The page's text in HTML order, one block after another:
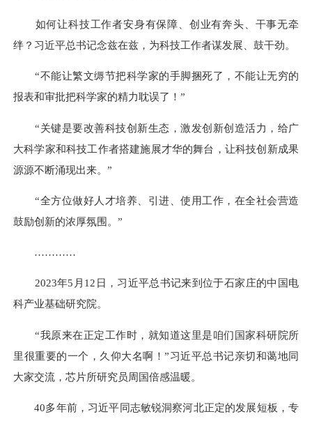
如何让科技工作者安身有保障、创业有奔头、干事无牵
绊？习近平总书记念兹在兹，为科技工作者谋发展、鼓干劲。
“不能让繁文缛节把科学家的手脚捆死了，不能让无穷的
报表和审批把科学家的精力耽误了！”
“关键是要改善科技创新生态，激发创新创造活力，给广
大科学家和科技工作者搭建施展才华的舞台，让科技创新成果
源源不断涌现出来。”
“全方位做好人才培养、引进、使用工作，在全社会营造
鼓励创新的浓厚氛围。”
…………
2023年5月12日，习近平总书记来到位于石家庄的中国电
科产业基础研究院。
“我原来在正定工作时，就知道这里是咱们国家科研院所
里很重要的一个，久仰大名啊！”习近平总书记亲切和蔼地同
大家交流，芯片所研究员周国倍感温暖。
40多年前，习近平同志敏锐洞察河北正定的发展短板，专